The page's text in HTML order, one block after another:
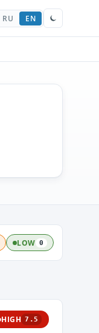
RU EN
LOW 0
HIGH 7.5